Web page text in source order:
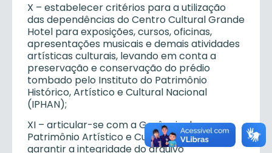
X – estabelecer critérios para a utilização
das dependências do Centro Cultural Grande
Hotel para exposições, cursos, oficinas,
apresentações musicais e demais atividades
artísticas culturais, levando em conta a
preservação e conservação do prédio
tombado pelo Instituto do Patrimônio
Histórico, Artístico e Cultural Nacional
(IPHAN);
XI – articular-se com a Gerência de
Patrimônio Artístico e Cultural de forma a
garantir a integridade do arquivo